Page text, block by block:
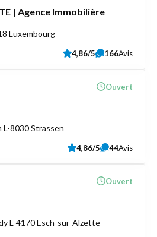
| Agence Immobilière
Luxembourg
4,86/5 166Avis
L-8030 Strassen
Ouvert
4,86/5 44Avis
L-4170 Esch-sur-Alzette
Ouvert